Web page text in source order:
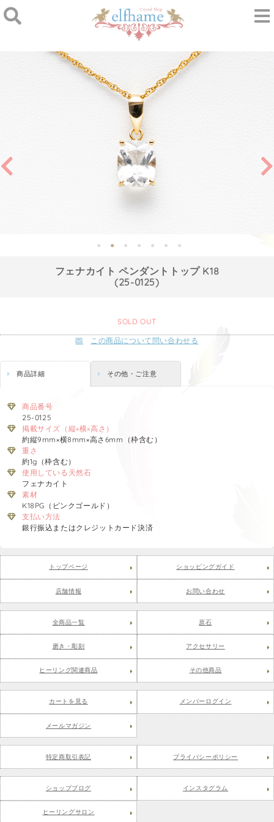
フェナカイト ペンダントトップ K18
(25-0125)
SOLD OUT
この商品について問い合わせる
商品詳細 その他・ご注意
商品番号
25-0125
掲載サイズ（縦×横×高さ）
約縦9mm×横8mm×高さ6mm（枠含む）
重さ
約1g（枠含む）
使用している天然石
フェナカイト
素材
K18PG（ピンクゴールド）
支払い方法
銀行振込またはクレジットカード決済
トップページ ショッピングガイド
店舗情報 お問い合わせ
全商品一覧 原石
磨き・彫刻 アクセサリー
ヒーリング関連商品 その他商品
カートを見る メンバーログイン
メールマガジン
特定商取引表記 プライバシーポリシー
ショップブログ インスタグラム
ヒーリングサロン